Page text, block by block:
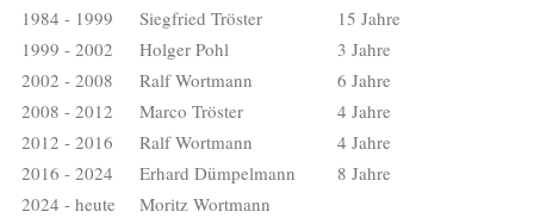
1984 - 1999
Siegfried Tröster
15 Jahre
1999 - 2002
Holger Pohl
3 Jahre
2002 - 2008
Ralf Wortmann
6 Jahre
2008 - 2012
Marco Tröster
4 Jahre
2012 - 2016
Ralf Wortmann
4 Jahre
2016 - 2024
Erhard Dümpelmann
8 Jahre
2024 - heute
Moritz Wortmann